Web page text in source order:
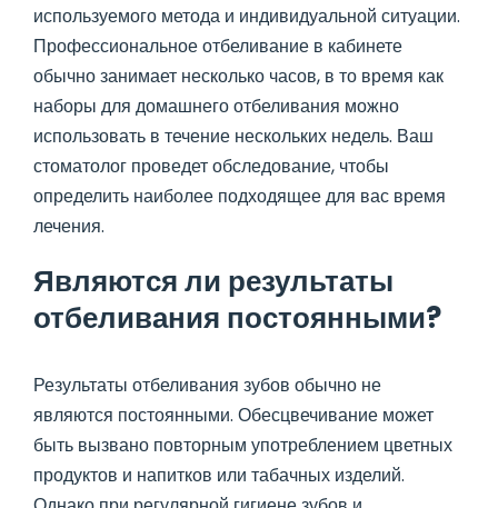
используемого метода и индивидуальной ситуации.
Профессиональное отбеливание в кабинете
обычно занимает несколько часов, в то время как
наборы для домашнего отбеливания можно
использовать в течение нескольких недель. Ваш
стоматолог проведет обследование, чтобы
определить наиболее подходящее для вас время
лечения.
Являются ли результаты
отбеливания постоянными?
Результаты отбеливания зубов обычно не
являются постоянными. Обесцвечивание может
быть вызвано повторным употреблением цветных
продуктов и напитков или табачных изделий.